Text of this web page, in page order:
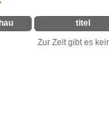
titel
Zur Zeit gibt es